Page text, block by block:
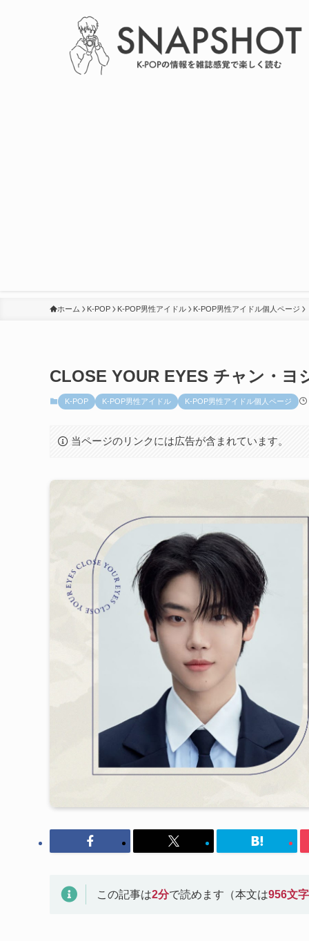
ホーム K-POP K-POP男性アイドル K-POP男性アイドル個人ページ
CLOSE YOUR EYES チャン・ヨ
K-POP K-POP男性アイドル K-POP男性アイドル個人ページ
当ページのリンクには広告が含まれています。
この記事は2分で読めます（本文は956文字